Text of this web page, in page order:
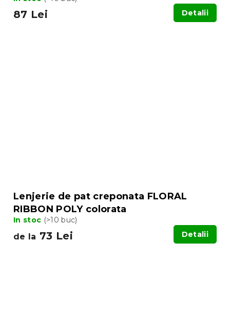
87 Lei Detalii
Lenjerie de pat creponata FLORAL
RIBBON POLY colorata
In stoc (>10 buc)
de la 73 Lei Detalii